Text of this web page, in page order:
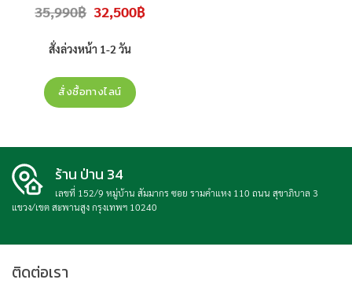
SRK24YYM-W1
สินค้าใหม่ประกัน
35,990฿ Original
price
35,990฿.
32,500฿Current
price
สั่งล่วงหน้า 1-2 วัน
สั่งซื้อทางไลน์
ร้าน ป่าน 34
เลขที่ 152/9 หมู่บ้าน สัมมากร ซอย รามคำแหง 110 ถนน สุขาภิบาล 3
แขวง/เขต สะพานสูง กรุงเทพฯ 10240
ติดต่อเรา